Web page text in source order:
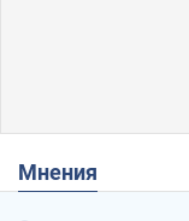
Мнения